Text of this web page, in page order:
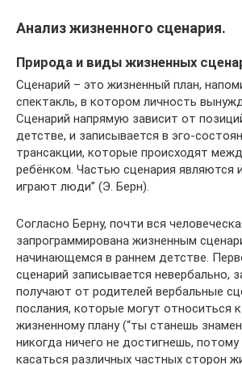
Анализ жизненного сценария.
Природа и виды жизненных
Сценарий – это жизненный план,
спектакль, в котором личность
Сценарий напрямую зависит от
детстве, и записывается в эго-
трансакции, которые происходят
ребёнком. Частью сценария являются
играют люди” (Э. Берн).
Согласно Берну, почти вся
запрограммирована жизненным
начинающемся в раннем детстве.
сценарий записывается невербально,
получают от родителей вербальные
послания, которые могут относиться
жизненному плану (“ты станешь
никогда ничего не достигнешь,
касаться различных частных сторон